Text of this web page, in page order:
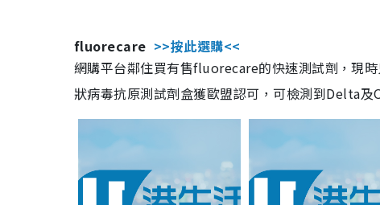
fluorecare >>按此選購<<
網購平台鄰住買有售fluorecare的快速測試劑，現
狀病毒抗原測試劑盒獲歐盟認可，可檢測到Delta